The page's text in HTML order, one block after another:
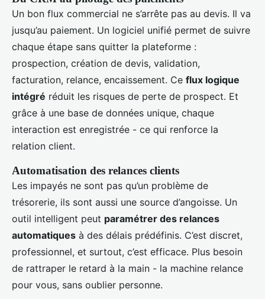
Un bon flux commercial ne s’arrête pas au devis. Il va
jusqu’au paiement. Un logiciel unifié permet de suivre
chaque étape sans quitter la plateforme :
prospection, création de devis, validation,
facturation, relance, encaissement. Ce flux logique
intégré réduit les risques de perte de prospect. Et
grâce à une base de données unique, chaque
interaction est enregistrée - ce qui renforce la
relation client.
Automatisation des relances clients
Les impayés ne sont pas qu’un problème de
trésorerie, ils sont aussi une source d’angoisse. Un
outil intelligent peut paramétrer des relances
automatiques à des délais prédéfinis. C’est discret,
professionnel, et surtout, c’est efficace. Plus besoin
de rattraper le retard à la main - la machine relance
pour vous, sans oublier personne.